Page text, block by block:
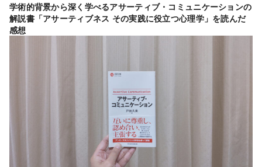
学術的背景から深く学べるアサーティブ・コミュニケーションの
解説書「アサーティブネス その実践に役立つ心理学」を読んだ
感想